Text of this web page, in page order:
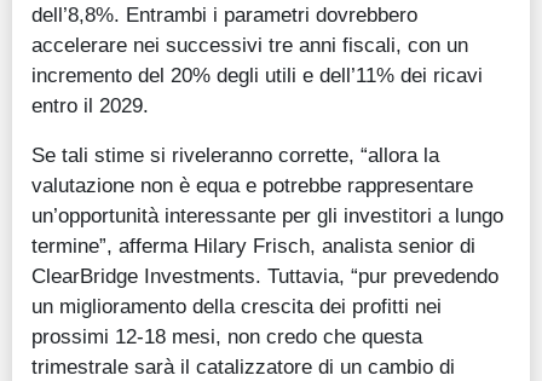
dell’8,8%. Entrambi i parametri dovrebbero
accelerare nei successivi tre anni fiscali, con un
incremento del 20% degli utili e dell’11% dei ricavi
entro il 2029.
Se tali stime si riveleranno corrette, “allora la
valutazione non è equa e potrebbe rappresentare
un’opportunità interessante per gli investitori a lungo
termine”, afferma Hilary Frisch, analista senior di
ClearBridge Investments. Tuttavia, “pur prevedendo
un miglioramento della crescita dei profitti nei
prossimi 12-18 mesi, non credo che questa
trimestrale sarà il catalizzatore di un cambio di